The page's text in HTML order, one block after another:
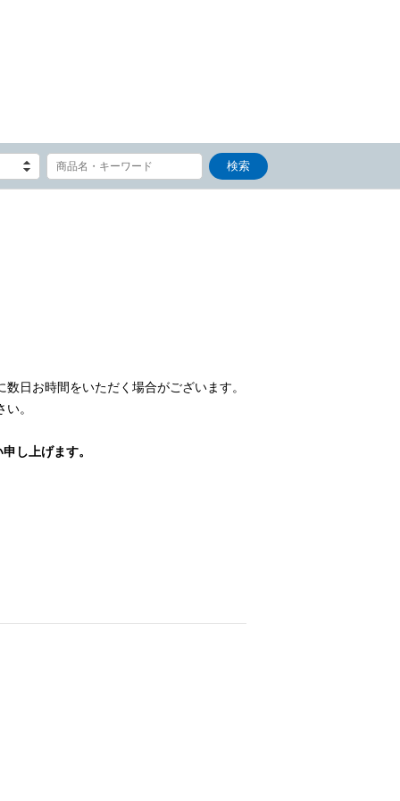
日お時間をいただく場合がございます。
。
し上げます。